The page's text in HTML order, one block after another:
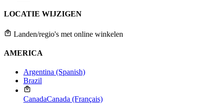
LOCATIE WIJZIGEN
Landen/regio's met online winkelen
AMERICA
Argentina (Spanish)
Brazil
CanadaCanada (Français)